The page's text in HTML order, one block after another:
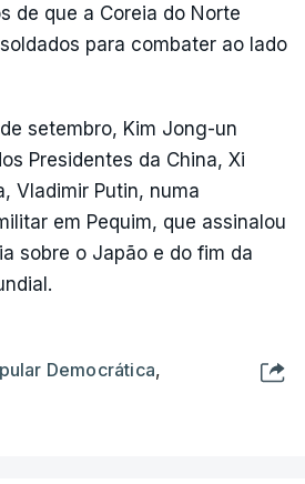
de que a Coreia do Norte
para combater ao lado
setembro, Kim Jong-un
Presidentes da China, Xi
Vladimir Putin, numa
em Pequim, que assinalou
sobre o Japão e do fim da
Democrática,